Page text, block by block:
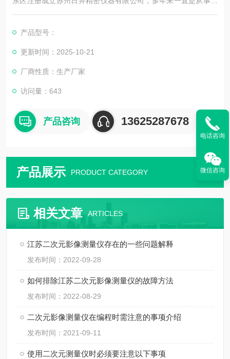
密量测仪器销售及配套售后维修服务为一体的精密仪器公司。
公司主要销售：影像测量仪，二次元，三次元，三次元，光泽度
计，日本三丰影像测量仪，日本三丰二次元，日本三丰三次元三
产品型号：
更新时间：2025-10-21
厂商性质：生产厂家
访问量：643
产品咨询 13625287678
产品展示 PRODUCT CATEGORY
相关文章 ARTICLES
江苏二次元影像测量仪存在的一些问题解释
发布时间：2022-09-28
如何排除江苏二次元影像测量仪的故障方法
发布时间：2022-08-29
二次元影像测量仪在编程时需注意的事项介绍
发布时间：2021-09-11
使用二次元测量仪时必须要注意以下事项
电话咨询
微信咨询